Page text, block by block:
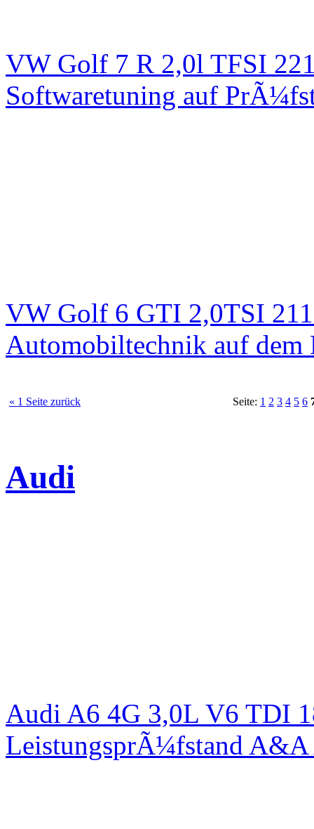
VW Golf 7 R 2,0l TFSI
Softwaretuning auf
VW Golf 6 GTI 2,0TSI
Automobiltechnik auf
« 1 Seite zurück Seite: 1 2 3 4 5 6
Audi
Audi A6 4G 3,0L V6 TDI
LeistungsprÃ¼fstand